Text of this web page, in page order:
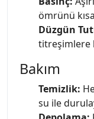
ömrünü
Düzgün
titreşimlere
Bakım
Temizlik:
su ile